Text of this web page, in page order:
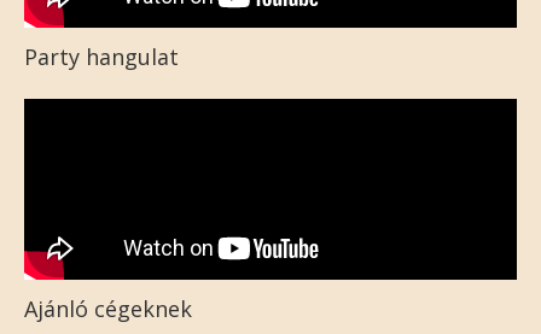
Party hangulat
Ajánló cégeknek